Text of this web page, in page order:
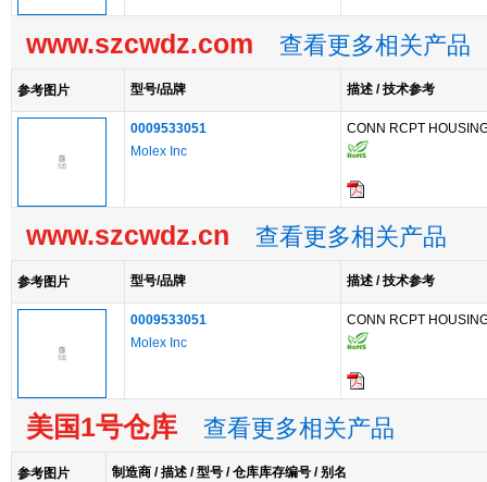
www.szcwdz.com 查看更多相关产品
参考图片 型号/品牌 描述 / 技术参考
0009533051
Molex Inc
CONN RCPT
www.szcwdz.cn 查看更多相关产品
参考图片 型号/品牌 描述 / 技术参考
0009533051
Molex Inc
CONN RCPT
美国1号仓库 查看更多相关产品
参考图片 制造商 / 描述 / 型号 / 仓库库存编号 / 别名